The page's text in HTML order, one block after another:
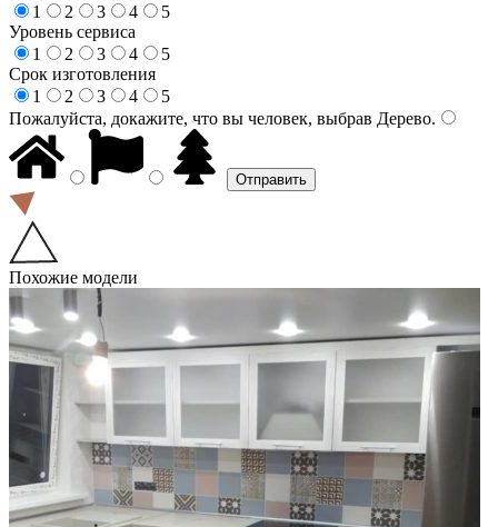
1
2 3 4
5
Уровень сервиса
1
2 3 4
5
Срок изготовления
1
2 3 4
5
Пожалуйста, докажите, что вы человек, выбрав Дерево.
Похожие модели